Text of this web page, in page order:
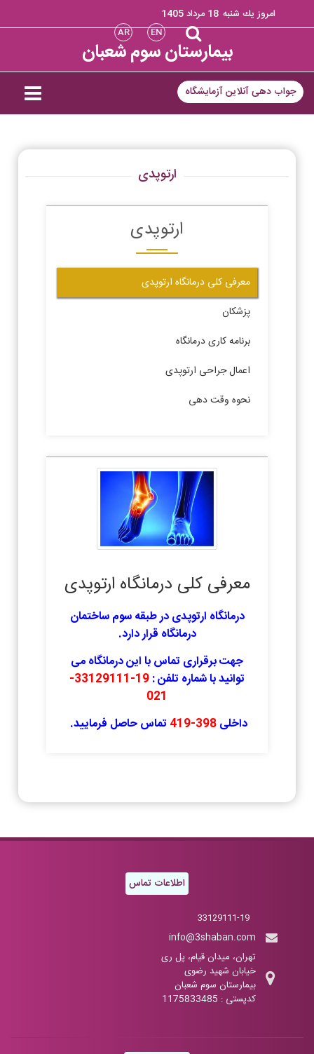
امروز يك شنبه 18 مرداد 1405
EN
AR
بیمارستان سوم شعبان
جواب دهی آنلاین آزمایشگاه
ارتوپدی
ارتوپدی
معرفی کلی درمانگاه ارتوپدی
پزشکان
برنامه کاری درمانگاه
اعمال جراحی ارتوپدی
نحوه وقت دهی
معرفی کلی درمانگاه ارتوپدی
درمانگاه ارتوپدی در طبقه سوم ساختمان
درمانگاه قرار دارد.
جهت برقراری تماس با این درمانگاه می
توانید با شماره تلفن :
19-33129111-
021
داخلی398-419 تماس حاصل فرمایید.
اطلاعات تماس
33129111-19
info@3shaban.com
تهران، میدان قیام، پل ری
خیابان شهید رضوی
بیمارستان سوم شعبان
کدپستی : 1175833485